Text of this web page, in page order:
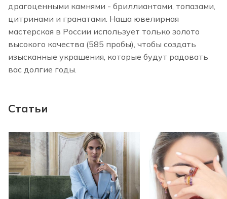
драгоценными камнями - бриллиантами, топазами,
цитринами и гранатами. Наша ювелирная
мастерская в России использует только золото
высокого качества (585 пробы), чтобы создать
изысканные украшения, которые будут радовать
вас долгие годы.
Статьи